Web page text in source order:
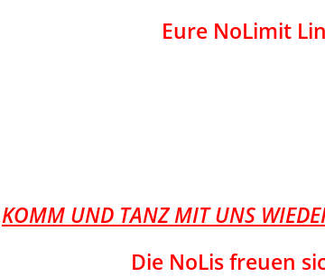
Eure NoLimit
KOMM UND TANZ MIT UNS
Die NoLis freuen